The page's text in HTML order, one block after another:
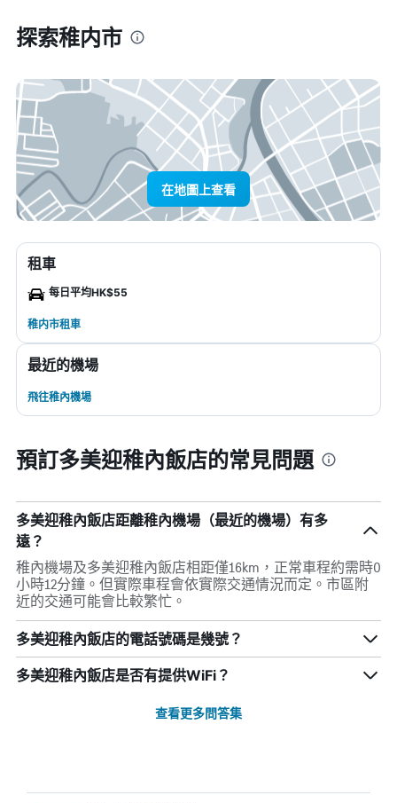
探索稚内市
在地圖上查看
租車
每日平均HK$55
稚内市租車
最近的機場
飛往稚內機場
預訂多美迎稚內飯店的常見問題
多美迎稚內飯店距離稚內機場（最近的機場）有多
遠？
稚內機場及多美迎稚內飯店相距僅16km，正常車程約需時0
小時12分鐘。但實際車程會依實際交通情況而定。市區附
近的交通可能會比較繁忙。
多美迎稚內飯店的電話號碼是幾號？
多美迎稚內飯店是否有提供WiFi？
查看更多問答集